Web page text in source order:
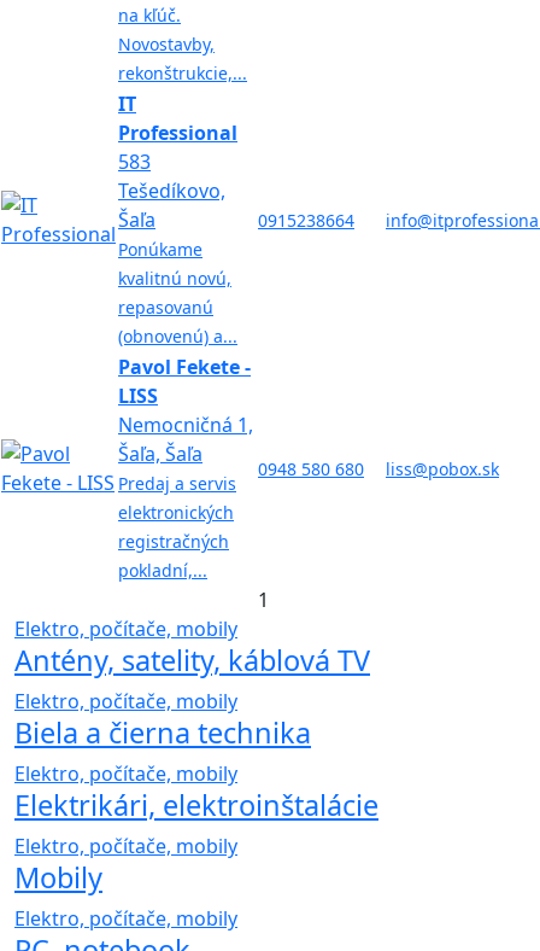
Elektro, počítače, mobily
Antény, satelity, káblová TV
Elektro, počítače, mobily
Biela a čierna technika
Elektro, počítače, mobily
Elektrikári, elektroinštalácie
Elektro, počítače, mobily
Mobily
Elektro, počítače, mobily
na kľúč.
Novostavby,
rekonštrukcie,...
IT
Professional
583
Tešedíkovo,
Šaľa
Ponúkame
kvalitnú novú,
repasovanú
(obnovenú) a...
0915238664
Pavol Fekete -
LISS
Nemocničná 1,
Šaľa, Šaľa
Predaj a servis
elektronických
registračných
pokladní,...
0948 580 680 liss@pobox.sk
1